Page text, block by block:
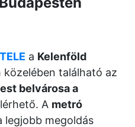
a Kelenföld
közelében található az
belvárosa a
A metró
legjobb megoldás